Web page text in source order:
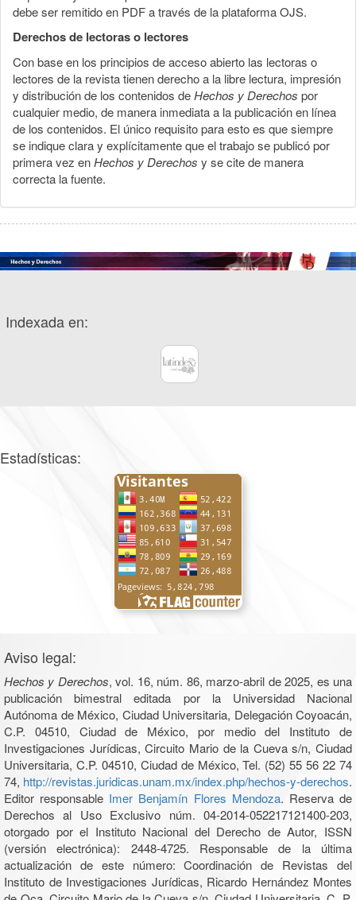
debe ser remitido en PDF a través de la plataforma OJS.
Derechos de lectoras o lectores
Con base en los principios de acceso abierto las lectoras o
lectores de la revista tienen derecho a la libre lectura, impresión
y distribución de los contenidos deHechos y Derechos por
cualquier medio, de manera inmediata a la publicación en línea
de los contenidos. El único requisito para esto es que siempre
se indique clara y explícitamente que el trabajo se publicó por
primera vez enHechos y Derechos y se cite de manera
correcta la fuente.
Indexada en:
Estadísticas:
Aviso legal:
Hechos y Derechos, vol. 16, núm. 86, marzo-abril de 2025, es una
publicación bimestral editada por la Universidad Nacional
Autónoma de México, Ciudad Universitaria, Delegación Coyoacán,
C.P. 04510, Ciudad de México, por medio del Instituto de
Investigaciones Jurídicas, Circuito Mario de la Cueva s/n, Ciudad
Universitaria, C.P. 04510, Ciudad de México, Tel. (52) 55 56 22 74
74, http://revistas.juridicas.unam.mx/index.php/hechos-y-derechos.
Editor responsable Imer Benjamín Flores Mendoza. Reserva de
Derechos al Uso Exclusivo núm. 04-2014-052217121400-203,
otorgado por el Instituto Nacional del Derecho de Autor, ISSN
(versión electrónica): 2448-4725. Responsable de la última
actualización de este número: Coordinación de Revistas del
Instituto de Investigaciones Jurídicas, Ricardo Hernández Montes